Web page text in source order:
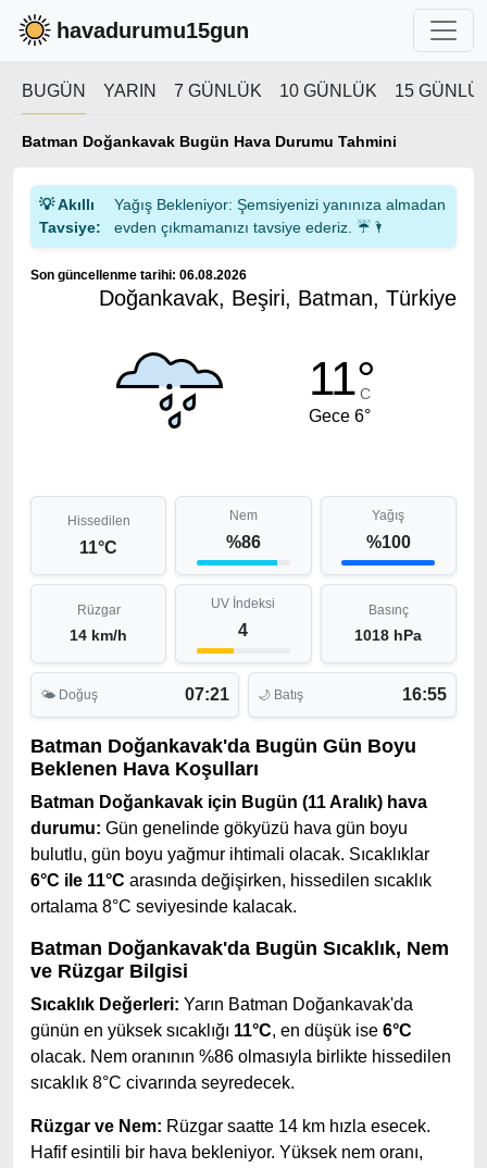
havadurumu15gun
BUGÜN YARIN 7 GÜNLÜK 10 GÜNLÜK 15
Batman Doğankavak Bugün Hava Durumu Tahmini
💡 Akıllı
Tavsiye:
Yağış Bekleniyor: Şemsiyenizi yanınıza almadan
evden çıkmamanızı tavsiye ederiz. ☔🌂
Son güncellenme tarihi: 06.08.2026
Doğankavak, Beşiri, Batman, Türkiye
11°
C
Gece 6°
Hissedilen
11°C
Nem
%86
Yağış
%100
Rüzgar
14 km/h
UV İndeksi
4
Basınç
1018 hPa
🌤 Doğuş 07:21 🌙 Batış 16:55
Batman Doğankavak'da Bugün Gün Boyu
Beklenen Hava Koşulları
Batman Doğankavak için Bugün (11 Aralık) hava
durumu: Gün genelinde gökyüzü hava gün boyu
bulutlu, gün boyu yağmur ihtimali olacak. Sıcaklıklar
6°C ile 11°C arasında değişirken, hissedilen sıcaklık
ortalama 8°C seviyesinde kalacak.
Batman Doğankavak'da Bugün Sıcaklık, Nem
ve Rüzgar Bilgisi
Sıcaklık Değerleri: Yarın Batman Doğankavak'da
günün en yüksek sıcaklığı 11°C, en düşük ise 6°C
olacak. Nem oranının %86 olmasıyla birlikte hissedilen
sıcaklık 8°C civarında seyredecek.
Rüzgar ve Nem: Rüzgar saatte 14 km hızla esecek.
Hafif esintili bir hava bekleniyor. Yüksek nem oranı,